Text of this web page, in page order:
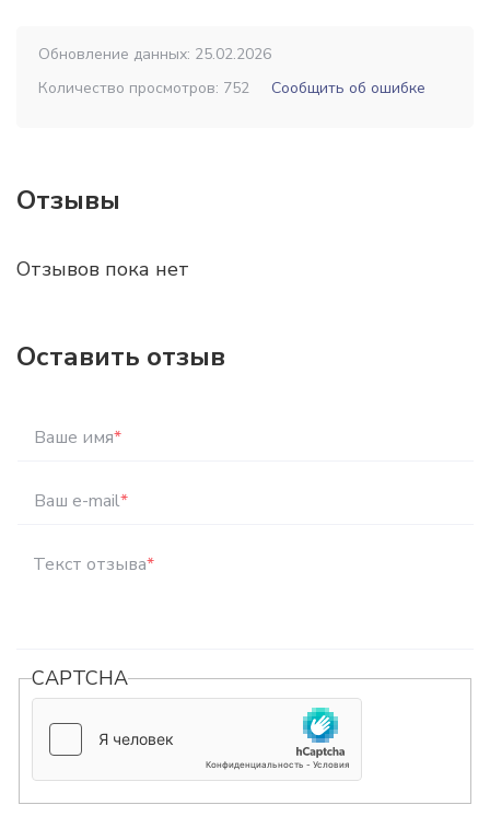
Обновление данных: 25.02.2026
Количество просмотров: 752
Сообщить об ошибке
Отзывы
Отзывов пока нет
Оставить отзыв
Ваше имя*
Ваш e-mail*
Текст отзыва*
CAPTCHA